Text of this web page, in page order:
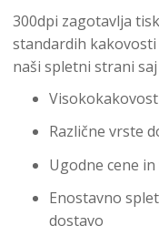
300dpi zagotavlja
standardih
naši spletni strani
Različne vrste
Ugodne cene
Enostavno
dostavo